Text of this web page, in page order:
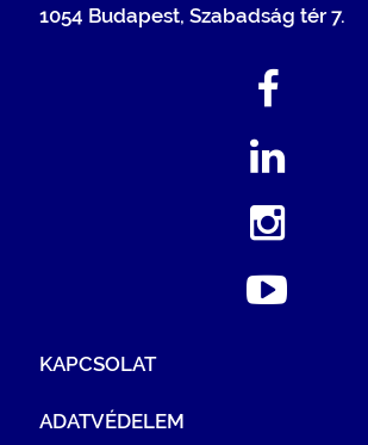
1054 Budapest, Szabadság tér 7.
KAPCSOLAT
ADATVÉDELEM